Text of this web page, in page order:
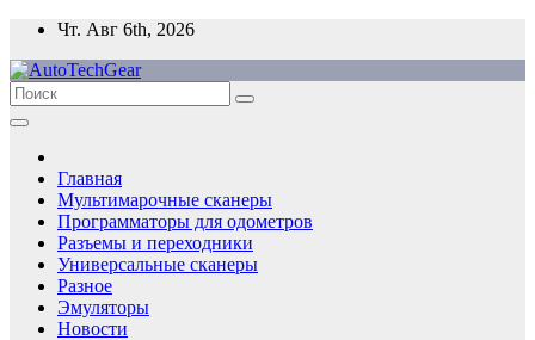
Перейти
содержимому
Чт. Авг 6th, 2026
Главная
Мультимарочные сканеры
Программаторы для одометров
Разъемы и переходники
Универсальные сканеры
Разное
Эмуляторы
Новости